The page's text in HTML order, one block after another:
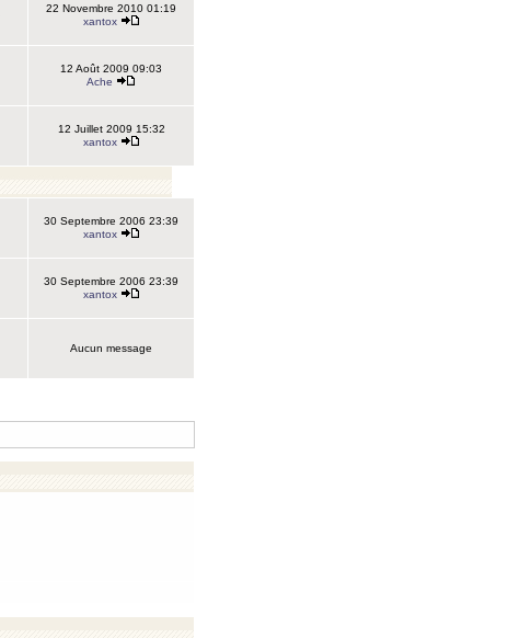
22 Novembre 2010 01:19
xantox
12 Août 2009 09:03
Ache
12 Juillet 2009 15:32
xantox
30 Septembre 2006 23:39
xantox
30 Septembre 2006 23:39
xantox
Aucun message